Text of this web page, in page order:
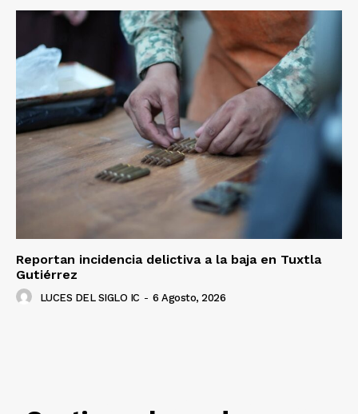
Reportan incidencia delictiva a la baja en Tuxtla
Gutiérrez
LUCES DEL SIGLO IC - 6 Agosto, 2026